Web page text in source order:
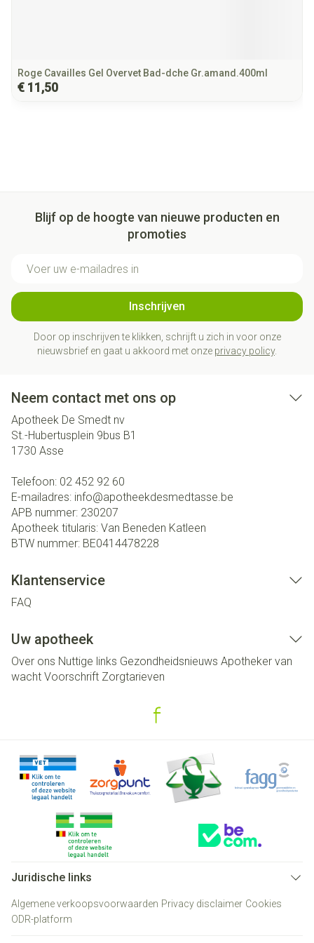
Roge Cavailles Gel Overvet Bad-dche Gr.amand.400ml
€ 11,50
Blijf op de hoogte van nieuwe producten en
promoties
Inschrijven
Door op inschrijven te klikken, schrijft u zich in voor onze
nieuwsbrief en gaat u akkoord met onze privacy policy.
Neem contact met ons op
Apotheek De Smedt nv
St.-Hubertusplein 9bus B1
1730 Asse
Telefoon: 02 452 92 60
E-mailadres: info@apotheekdesmedtasse.be
APB nummer: 230207
Apotheek titularis: Van Beneden Katleen
BTW nummer: BE0414478228
Klantenservice
FAQ
Uw apotheek
Over ons Nuttige links Gezondheidsnieuws Apotheker van
wacht Voorschrift Zorgtarieven
Juridische links
Algemene verkoopsvoorwaarden Privacy disclaimer Cookies
ODR-platform